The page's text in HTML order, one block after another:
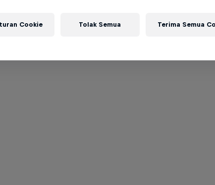
Cookie Tolak Semua Terima Semua